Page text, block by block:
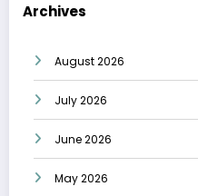
Archives
August 2026
July 2026
June 2026
May 2026